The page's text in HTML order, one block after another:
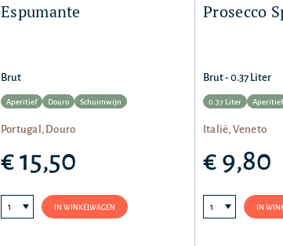
Espumante
Brut
Aperitief Douro Schuimwijn
Portugal, Douro
€ 15,50
IN WINKELWAGEN
Prosecco
Brut - 0.37 Liter
0.37 Liter Aperitief
Italië, Veneto
€ 9,80
IN